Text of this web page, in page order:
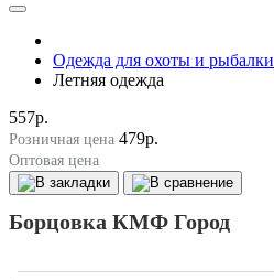
Одежда для охоты и рыбалки
Летняя одежда
557р.
Розничная цена 479р.
Оптовая цена
Борцовка КМФ Город